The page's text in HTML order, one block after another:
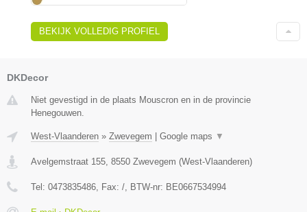
BEKIJK VOLLEDIG PROFIEL
DKDecor
Niet gevestigd in de plaats Mouscron en in de provincie
Henegouwen.
West-Vlaanderen » Zwevegem Google maps ▼
Avelgemstraat 155, 8550 Zwevegem (West-Vlaanderen)
Tel: 0473835486, Fax: /, BTW-nr: BE0667534994